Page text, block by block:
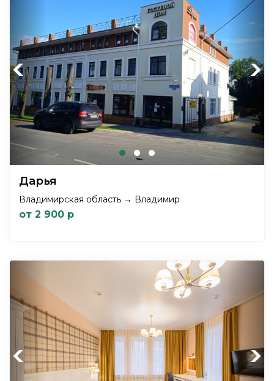
Previous Next
Дарья
Владимирская область → Владимир
от 2 900 р
Previous Next